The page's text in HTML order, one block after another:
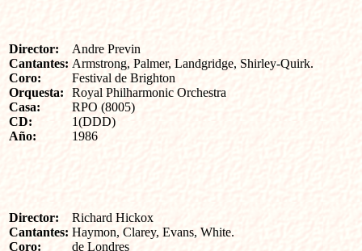
Director:
Cantantes:
Coro:
Orquesta:
Casa:
CD:
Año:
Andre Previn
Armstrong, Palmer, Landgridge, Shirley-Quirk.
Festival de Brighton
Royal Philharmonic Orchestra
RPO (8005)
1(DDD)
1986
Director:
Cantantes:
Coro:
Richard Hickox
Haymon, Clarey, Evans, White.
de Londres